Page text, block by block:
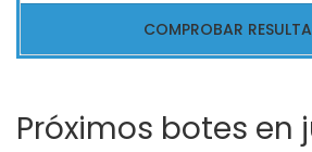
COMPROBAR
Próximos botes en